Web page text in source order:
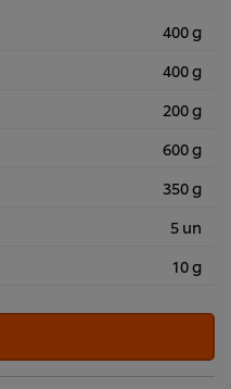
400 g
400 g
200 g
600 g
350 g
5 un
10 g